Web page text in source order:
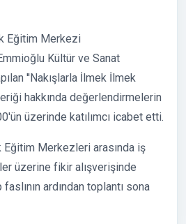
Eğitim Merkezi
Kültür ve Sanat
''Nakışlarla İlmek İlmek
hakkında değerlendirmelerin
üzerinde katılımcı icabet etti.
Eğitim Merkezleri arasında iş
üzerine fikir alışverişinde
ardından toplantı sona